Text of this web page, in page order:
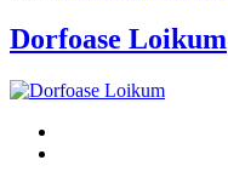
Dorfoase Loikum